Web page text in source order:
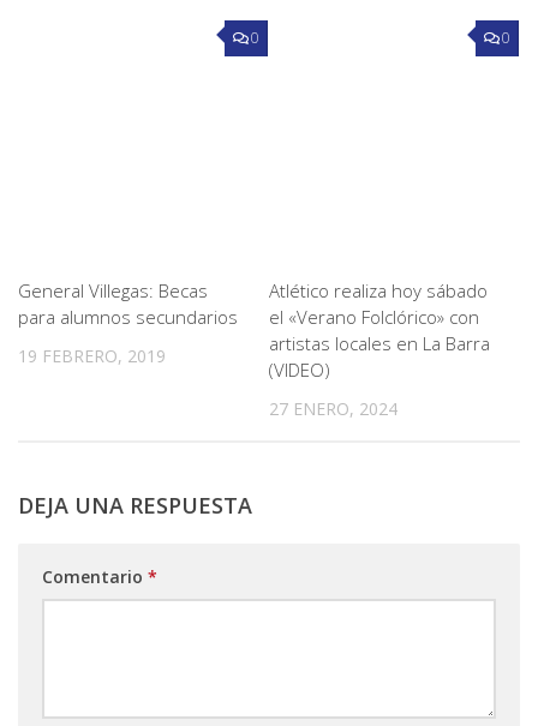
0
General Villegas: Becas
para alumnos secundarios
19 FEBRERO, 2019
0
Atlético realiza hoy sábado
el «Verano Folclórico» con
artistas locales en La Barra
(VIDEO)
27 ENERO, 2024
DEJA UNA RESPUESTA
Comentario *